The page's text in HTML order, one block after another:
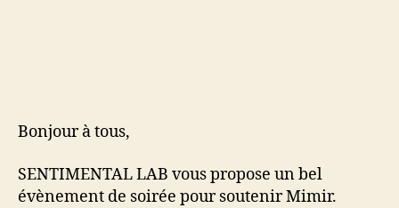
Bonjour à tous,
SENTIMENTAL LAB vous propose un bel
évènement de soirée pour soutenir Mimir.